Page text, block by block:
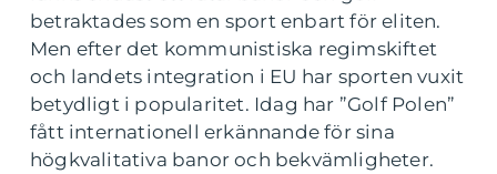
betraktades som en sport enbart för eliten.
Men efter det kommunistiska regimskiftet
och landets integration i EU har sporten vuxit
betydligt i popularitet. Idag har ”Golf Polen”
fått internationell erkännande för sina
högkvalitativa banor och bekvämligheter.